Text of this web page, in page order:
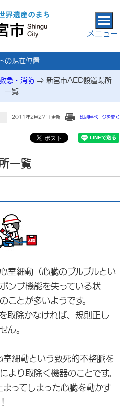
メニュー
の現在位置
救急・消防⇒ 新宮市AED設置場所
一覧
2011年2月27日 更新 印刷用ページを開く
一覧
室細動（心臓のブルブルとい
ンプ機能を失っている状
ことが多いようです。
取除かなければ、規則正し
ん。
動という致死的不整脈を
より取除く機器のことです。
てしまった心臓を動かす